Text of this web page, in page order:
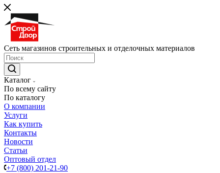
Сеть магазинов строительных и отделочных материалов
Каталог
По всему сайту
По каталогу
О компании
Услуги
Как купить
Контакты
Новости
Статьи
Оптовый отдел
+7 (800) 201-21-90